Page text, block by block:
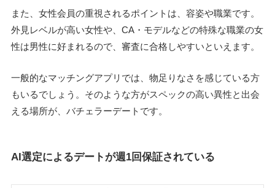
また、女性会員の重視されるポイントは、容姿や職業です。
外見レベルが高い女性や、CA・モデルなどの特殊な職業の女
性は男性に好まれるので、審査に合格しやすいといえます。
一般的なマッチングアプリでは、物足りなさを感じている方
もいるでしょう。そのような方がスペックの高い異性と出会
える場所が、バチェラーデートです。
AI選定によるデートが週1回保証されている